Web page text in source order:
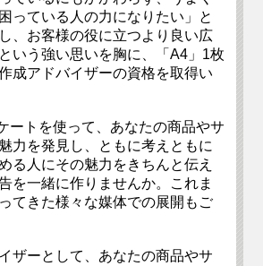
っている人の力になりたい」と
、お客様の役に立つより良い広
いう強い思いを胸に、「A4」1枚
成アドバイザーの資格を取得い
ートを使って、あなたの商品やサ
力を発見し、ともに考えともに
る人にその魅力をきちんと伝え
を一緒に作りませんか。これま
てきた様々な媒体での展開もご
ザーとして、あなたの商品やサ